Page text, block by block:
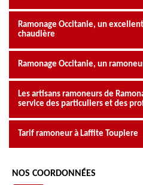
Ramonage Occitanie, un
chaudière
Ramonage Occitanie, un
Les artisans ramoneurs de
service des particuliers et des
Tarif ramoneur à Laffite Toupiere
NOS COORDONNÉES